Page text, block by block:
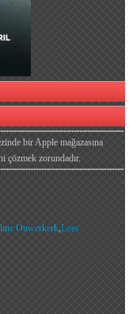
bir Apple mağazasına
çözmek zorundadır.
Ouwerkerk,Loes